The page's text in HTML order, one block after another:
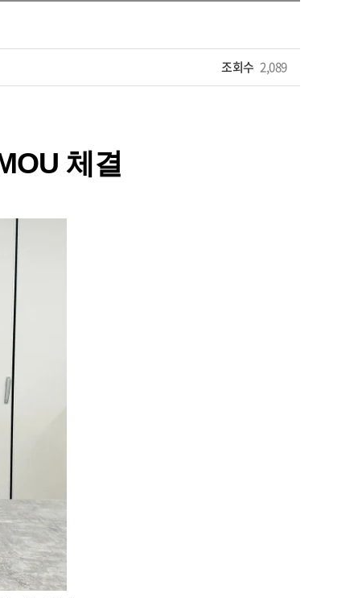
조회수 2,089
체결